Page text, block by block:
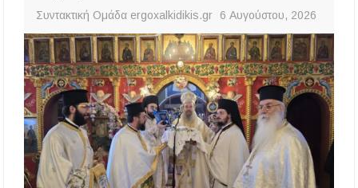
Συντακτική Ομάδα ergoxalkidikis.gr 6 Αυγούστου, 2026